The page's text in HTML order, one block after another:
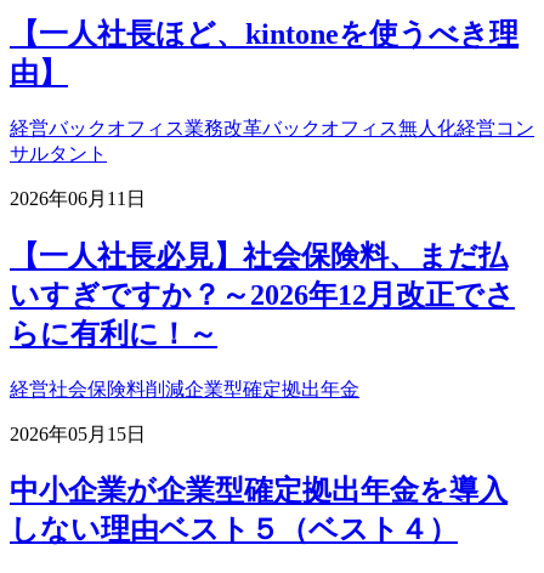
【一人社長ほど、kintoneを使うべき理
由】
経営バックオフィス業務改革バックオフィス無人化経営コン
サルタント
2026年06月11日
【一人社長必見】社会保険料、まだ払
いすぎですか？～2026年12月改正でさ
らに有利に！～
経営社会保険料削減企業型確定拠出年金
2026年05月15日
中小企業が企業型確定拠出年金を導入
しない理由ベスト５（ベスト４）